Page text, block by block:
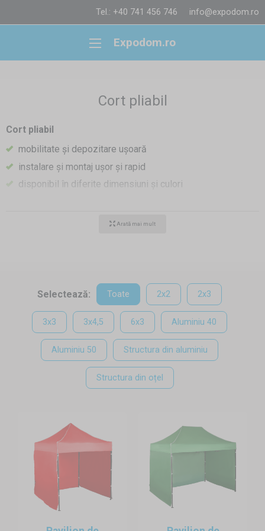
Tel.: +40 741 456 746 info@expodom.ro
Expodom.ro
Cort pliabil
Cort pliabil
mobilitate și depozitare ușoară
instalare și montaj ușor și rapid
disponibil în diferite dimensiuni și culori
lângă acestea, corturile pliante vă asigură acoperișul
deasupra capului, nu numai pentru relaxare și divertisment,
dar și ca loc de muncă. Cortul pliabil este ușor de transportat,
se poate introduce în portbagajul unei mașini personale.
Aveți nevoie de cortul pliabil cât de curând? Comandați acum,
și în 2-3 zile lucrătoare cortul este la dvs. acasă.
dacă vă decideți pentru modelul din
din oferta noastră de structuri
hexagonale. Structurile sunt
puternice și stabile. Dimensiuni disponibile 2x2, 2x3, 3x3,
4,5x3 și 6x3. Pânzele de acoperiș și prelatele laterale sunt
disponibile în 6 culori, cu posibilitatea combinării diferitelor
Montare, demontare și ancorare
Arată mai mult
Selectează: Toate 2x2 2x3
3x3 3x4,5 6x3 Aluminiu 40
Aluminiu 50 Structura din aluminiu
Structura din oțel